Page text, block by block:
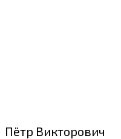
Пётр Викторович